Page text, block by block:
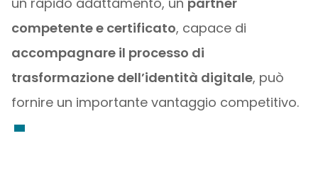
competente e certificato, capace di
accompagnare il processo di
trasformazione dell’identità digitale, può
fornire un importante vantaggio competitivo.